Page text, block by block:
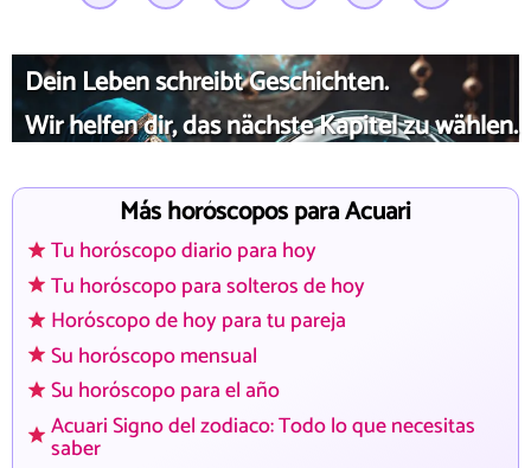
Dein Leben schreibt Geschichten.
Wir helfen dir, das nächste Kapitel zu wählen.
Más horóscopos para Acuari
Tu horóscopo diario para hoy
Tu horóscopo para solteros de hoy
Horóscopo de hoy para tu pareja
Su horóscopo mensual
Su horóscopo para el año
Acuari Signo del zodiaco: Todo lo que necesitas
saber